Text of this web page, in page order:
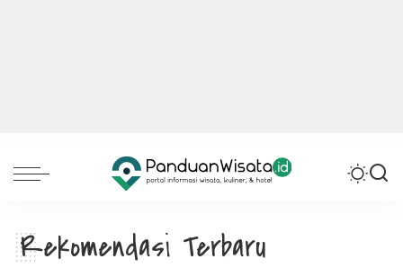
Rekomendasi Terbaru